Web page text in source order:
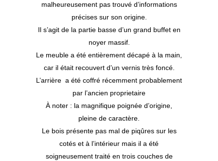
malheureusement pas trouvé d’informations
précises sur son origine.
Il s’agit de la partie basse d’un grand buffet en
noyer massif.
Le meuble a été entièrement décapé à la main,
car il était recouvert d’un vernis très foncé.
L’arrière a été coffré récemment probablement
par l’ancien proprietaire
À noter : la magnifique poignée d’origine,
pleine de caractère.
Le bois présente pas mal de piqûres sur les
cotés et à l’intérieur mais il a été
soigneusement traité en trois couches de